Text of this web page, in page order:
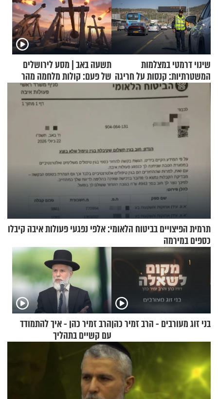
שינוי דרמטי במצלמות
המשטרתיות: קנסות על חריגה
קלה של מהירות
תשעה באב | מסע לירושלים
של פעם: קולות מלחמה מהר
תרמית הפיצויים בביטוח הלאומי: אלפי נפגעי פעולות איבה קיבלו
כספים במירמה
בני זוג מעורבים - הרב זמיר כהןהרב זמיר כהן - איך להתמודד
עם קשיים בתהליך
ההתחזקות?